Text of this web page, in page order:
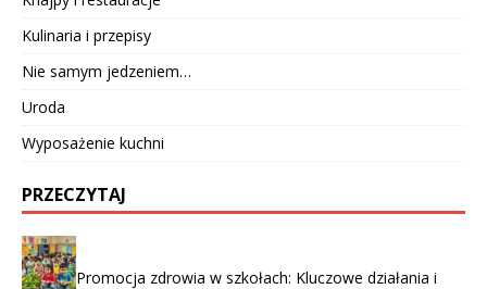
Kulinaria i przepisy
Nie samym jedzeniem…
Uroda
Wyposażenie kuchni
PRZECZYTAJ
Promocja zdrowia w szkołach: Kluczowe działania i